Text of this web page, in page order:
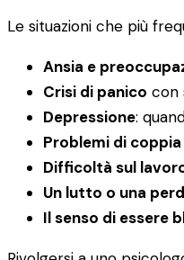
Le situazioni che più
Ansia e
Crisi di panico con
Depressione:
Problemi di
Difficoltà sul
Un lutto o una
Il senso di essere